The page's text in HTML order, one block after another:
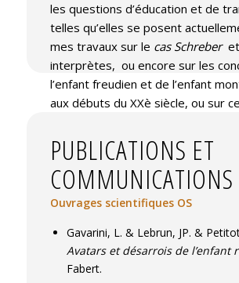
les questions d’éducation et de
telles qu’elles se posent
mes travaux sur le cas Schreber
interprètes, ou encore sur les
l’enfant freudien et de l’enfant
aux débuts du XXè siècle, ou sur
l’éducation, plusieurs décennies
l’écriture du texte d’Arendt et sa
France.
Formée initialement à la sociologie
institutionnaliste (Castoriadis et
aux analyses foucaldiennes
Donzelot, Hacking), mon
PUBLICATIONS ET
COMMUNICATIONS
Ouvrages scientifiques OS
Gavarini, L. & Lebrun, JP. &
Avatars et désarrois de l’enfant
Fabert.